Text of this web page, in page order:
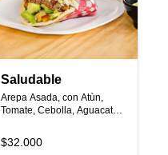
Saludable
Arepa Asada, con Atùn,
Tomate, Cebolla, Aguacate,
Campesino.
$32.000